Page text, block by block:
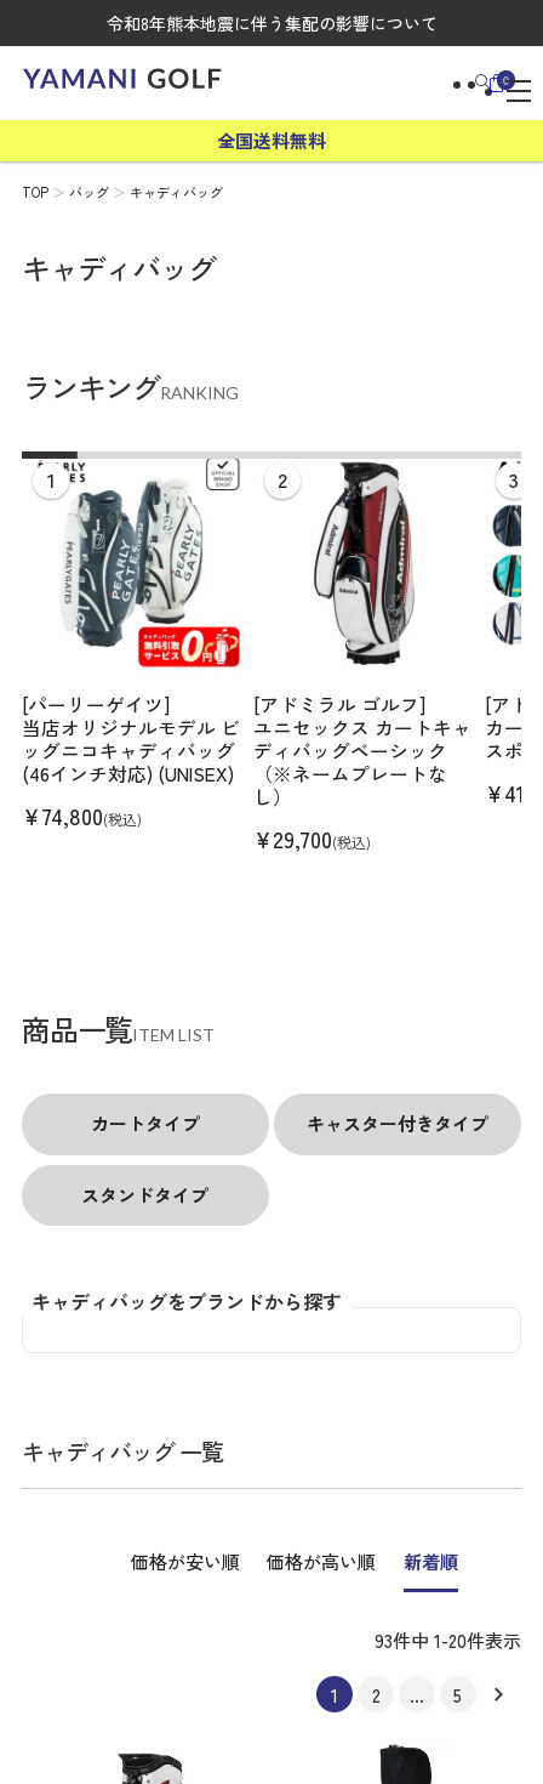
令和8年熊本地震に伴う集配の影響について
0
全国送料無料
TOP バッグ キャディバッグ
キャディバッグ
ランキングRANKING
[パーリーゲイツ]
当店オリジナルモデル ビ
ッグニコキャディバッグ
(46インチ対応) (UNISEX)
¥74,800(税込)
[アドミラル ゴルフ]
ユニセックス カートキャ
ディバッグベーシック
（※ネームプレートな
し）
¥29,700(税込)
[アド
カー
スポ
¥
商品一覧ITEM LIST
カートタイプ キャスター付きタイプ
スタンドタイプ
キャディバッグをブランドから探す
キャディバッグ 一覧
価格が安い順 価格が高い順 新着順
93件中 1-20件表示
1 2 … 5